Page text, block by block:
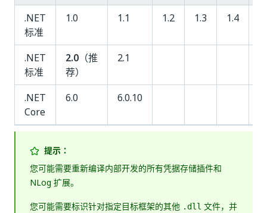
.NET
标准
1.0 1.1 1.2 1.3 1.4
.NET
标准
2.0 （推
荐）
2.1
.NET
Core
6.0 6.0.10
提示：
您可能需要重新编译内部开发的所有凭据存储插件和
NLog 扩展。
您可能需要标识针对指定目标框架的其他 .dll 文件，并